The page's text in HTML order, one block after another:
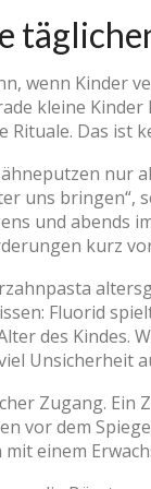
wenn Kinder
kleine
Das ist
nur
uns bringen“,
und
kurz
Fluorid
des Kindes.
Unsicherheit
Zugang. Ein
vor dem
einem